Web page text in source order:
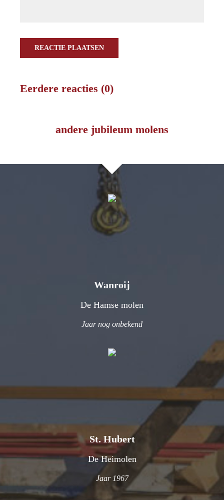
REACTIE PLAATSEN
Eerdere reacties (0)
andere jubileum molens
Wanroij
De Hamse molen
Jaar nog onbekend
St. Hubert
De Heimolen
Jaar 1967